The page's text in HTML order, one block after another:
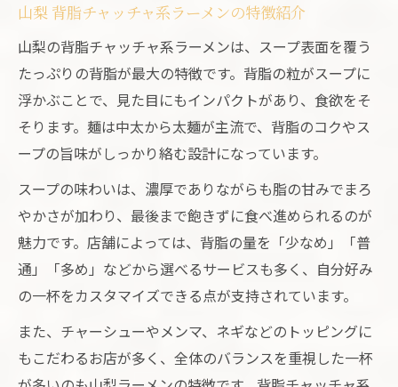
山梨 背脂チャッチャ系ラーメンの特徴紹介
山梨の背脂チャッチャ系ラーメンは、スープ表面を覆う
たっぷりの背脂が最大の特徴です。背脂の粒がスープに
浮かぶことで、見た目にもインパクトがあり、食欲をそ
そります。麺は中太から太麺が主流で、背脂のコクやス
ープの旨味がしっかり絡む設計になっています。
スープの味わいは、濃厚でありながらも脂の甘みでまろ
やかさが加わり、最後まで飽きずに食べ進められるのが
魅力です。店舗によっては、背脂の量を「少なめ」「普
通」「多め」などから選べるサービスも多く、自分好み
の一杯をカスタマイズできる点が支持されています。
また、チャーシューやメンマ、ネギなどのトッピングに
もこだわるお店が多く、全体のバランスを重視した一杯